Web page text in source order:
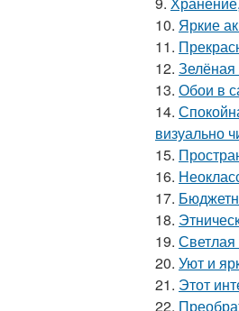
10. Яркие
11.
12. Зелёная
13. Обои в
14.
визуально
15.
16.
17.
18.
19. Светлая
20. Уют и
21. Этот
22.